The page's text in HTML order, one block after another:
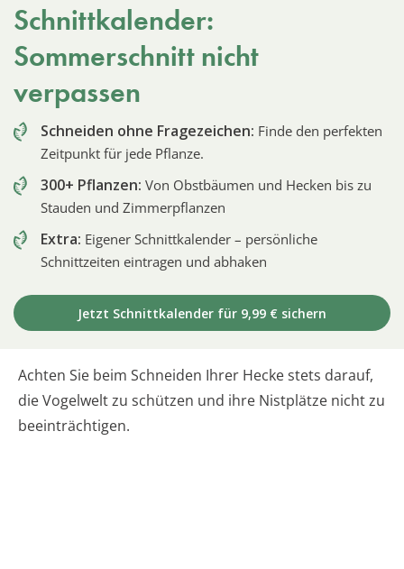
Schnittkalender:
Sommerschnitt nicht
verpassen
Schneiden ohne Fragezeichen: Finde den perfekten
Zeitpunkt für jede Pflanze.
300+ Pflanzen: Von Obstbäumen und Hecken bis zu
Stauden und Zimmerpflanzen
Extra: Eigener Schnittkalender – persönliche
Schnittzeiten eintragen und abhaken
Jetzt Schnittkalender für 9,99 € sichern
Achten Sie beim Schneiden Ihrer Hecke stets darauf,
die Vogelwelt zu schützen und ihre Nistplätze nicht zu
beeinträchtigen.